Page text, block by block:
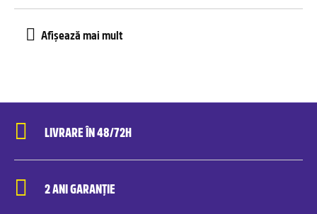
LIVRARE ÎN 48/72H
2 ANI GARANȚIE